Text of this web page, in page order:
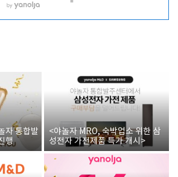
자 통합발
행
<야놀자 MRO, 숙박업소 위한 삼
성전자 가전제품 특가 개시>